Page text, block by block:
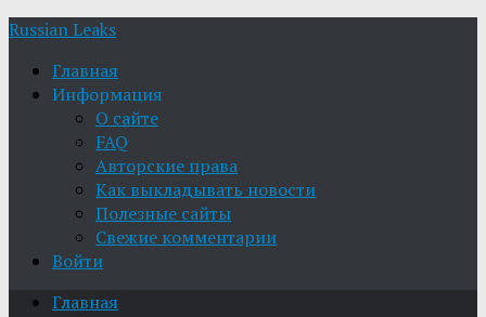
Russian Leaks
Главная
Информация
О сайте
FAQ
Авторские права
Как выкладывать новости
Полезные сайты
Свежие комментарии
Войти
Главная